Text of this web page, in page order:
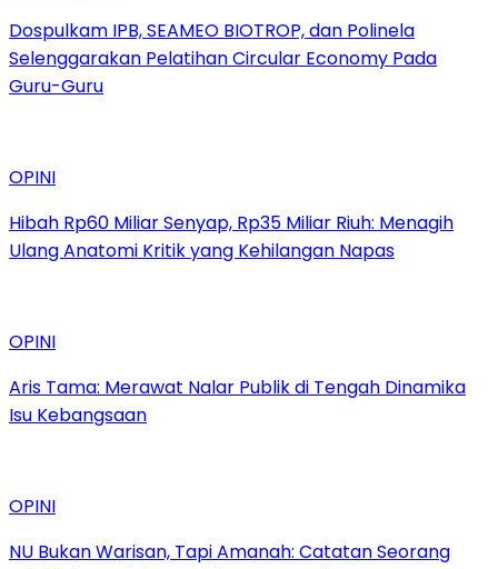
Dospulkam IPB, SEAMEO BIOTROP, dan Polinela
Selenggarakan Pelatihan Circular Economy Pada
Guru-Guru
OPINI
Hibah Rp60 Miliar Senyap, Rp35 Miliar Riuh: Menagih
Ulang Anatomi Kritik yang Kehilangan Napas
OPINI
Aris Tama: Merawat Nalar Publik di Tengah Dinamika
Isu Kebangsaan
OPINI
NU Bukan Warisan, Tapi Amanah: Catatan Seorang